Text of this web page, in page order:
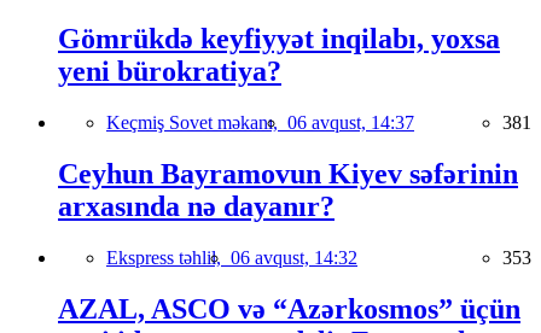
Gömrükdə keyfiyyət inqilabı, yoxsa
yeni bürokratiya?
Keçmiş Sovet məkanı, 06 avqust, 14:37 381
Ceyhun Bayramovun Kiyev səfərinin
arxasında nə dayanır?
Ekspress təhlil, 06 avqust, 14:32 353
AZAL, ASCO və “Azərkosmos” üçün